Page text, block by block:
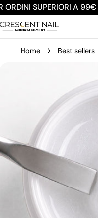
Salta
contenuto
SUPERIORI A 99€
Home Best sellers
supporto 0 in modalità